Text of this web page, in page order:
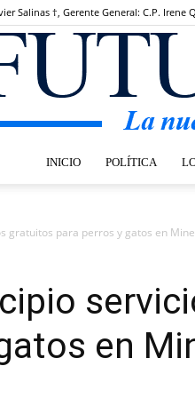
Salinas †, Gerente General: C.P. Irene
INICIO POLÍTICA
gratuitos para perros y gatos en
en